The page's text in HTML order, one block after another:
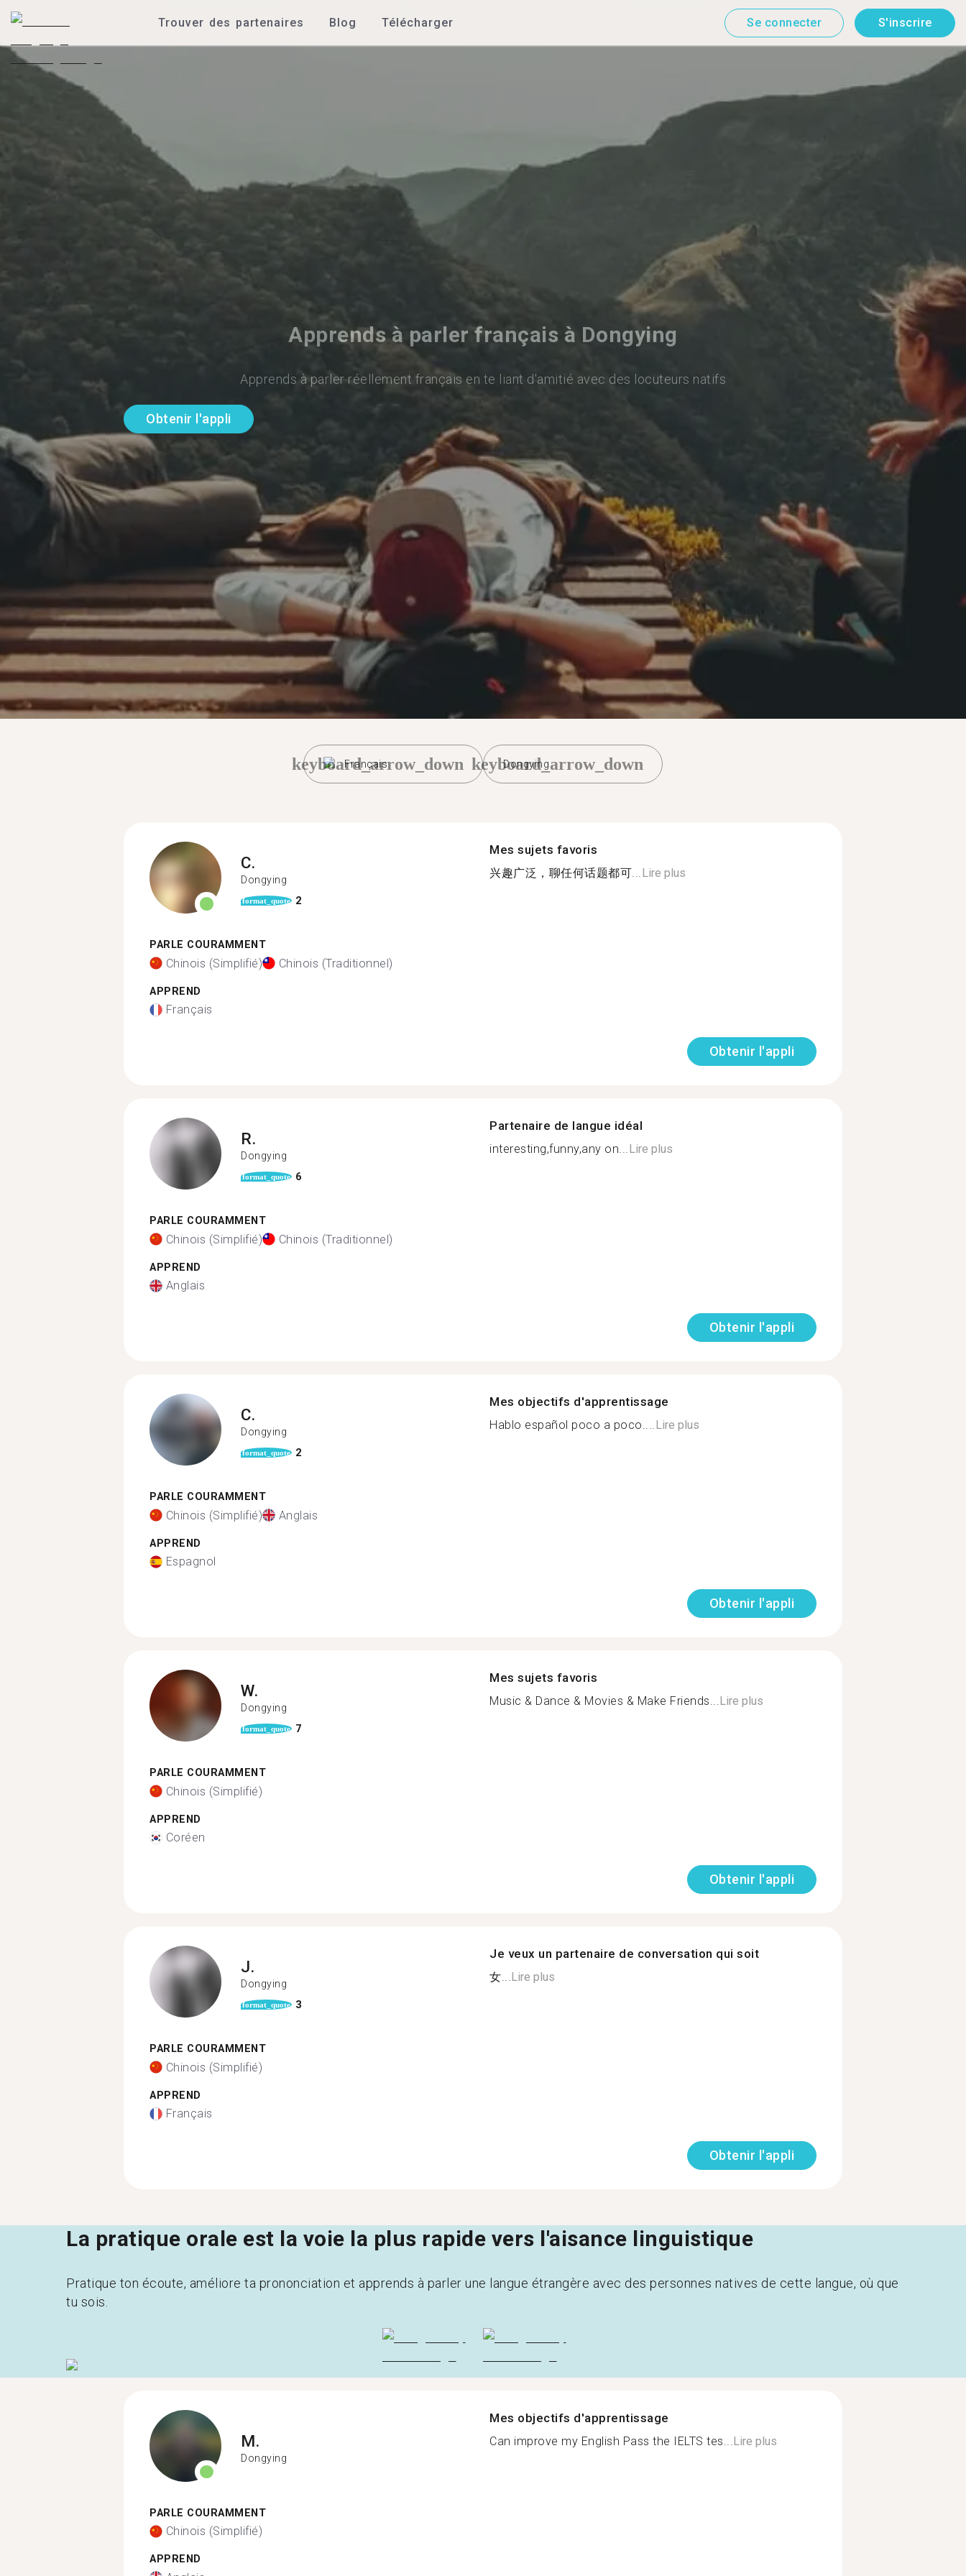
Trouver des partenaires Blog Télécharger Se connecter S'inscrire
Apprends à parler français à Dongying
Apprends à parler réellement français en te liant d'amitié avec des locuteurs natifs
Obtenir l'appli
Français
keyboard_arrow_down Dongying
keyboard_arrow_down
C.
Dongying
format_quote 2
PARLE COURAMMENT
Chinois (Simplifié) Chinois (Traditionnel)
APPREND
Français
Mes sujets favoris
兴趣广泛，聊任何话题都可...Lire plus
Obtenir l'appli
R.
Dongying
format_quote 6
PARLE COURAMMENT
Chinois (Simplifié) Chinois (Traditionnel)
APPREND
Anglais
Partenaire de langue idéal
interesting,funny,any on...Lire plus
Obtenir l'appli
C.
Dongying
format_quote 2
PARLE COURAMMENT
Chinois (Simplifié) Anglais
APPREND
Espagnol
Mes objectifs d'apprentissage
Hablo español poco a poco....Lire plus
Obtenir l'appli
W.
Dongying
format_quote 7
PARLE COURAMMENT
Chinois (Simplifié)
APPREND
Coréen
Mes sujets favoris
Music & Dance & Movies & Make Friends...Lire plus
Obtenir l'appli
J.
Dongying
format_quote 3
PARLE COURAMMENT
Chinois (Simplifié)
APPREND
Français
Je veux un partenaire de conversation qui soit
女...Lire plus
Obtenir l'appli
La pratique orale est la voie la plus rapide vers l'aisance linguistique
Pratique ton écoute, améliore ta prononciation et apprends à parler une langue étrangère avec des personnes natives de cette langue, où que
tu sois.
M.
Dongying
PARLE COURAMMENT
Chinois (Simplifié)
APPREND
Mes objectifs d'apprentissage
Can improve my English Pass the IELTS tes... Lire plus